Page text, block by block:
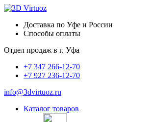
Доставка по Уфе и России
Способы оплаты
Отдел продаж в г. Уфа
+7 347 266-12-70
+7 927 236-12-70
info@3dvirtuoz.ru
Каталог товаров